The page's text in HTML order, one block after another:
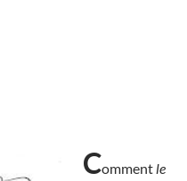
Comment le